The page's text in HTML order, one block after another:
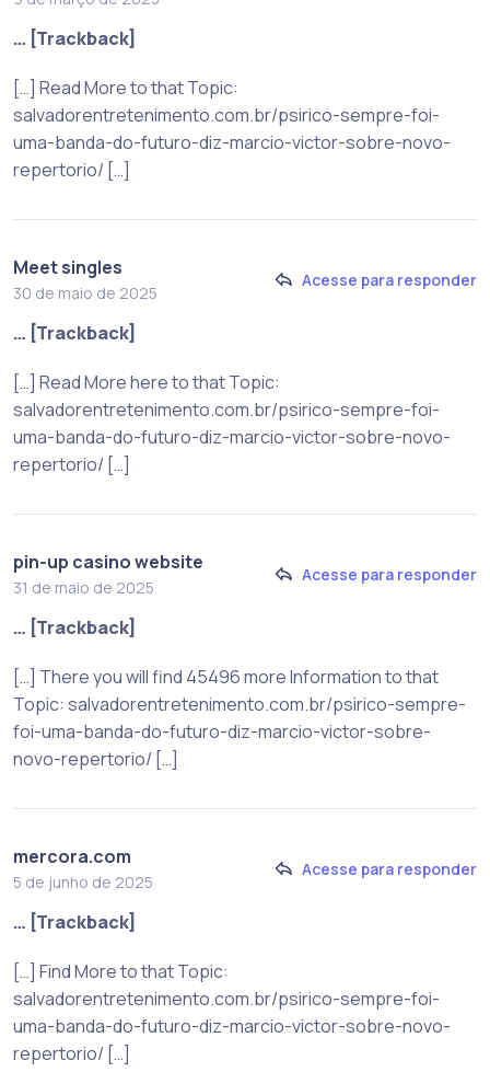
… [Trackback]
[…] Read More to that Topic:
salvadorentretenimento.com.br/psirico-sempre-foi-
uma-banda-do-futuro-diz-marcio-victor-sobre-novo-
repertorio/ […]
Meet singles
30 de maio de 2025
Acesse para responder
… [Trackback]
[…] Read More here to that Topic:
salvadorentretenimento.com.br/psirico-sempre-foi-
uma-banda-do-futuro-diz-marcio-victor-sobre-novo-
repertorio/ […]
pin-up casino website
31 de maio de 2025
Acesse para responder
… [Trackback]
[…] There you will find 45496 more Information to that
Topic: salvadorentretenimento.com.br/psirico-sempre-
foi-uma-banda-do-futuro-diz-marcio-victor-sobre-
novo-repertorio/ […]
mercora.com
5 de junho de 2025
Acesse para responder
… [Trackback]
[…] Find More to that Topic:
salvadorentretenimento.com.br/psirico-sempre-foi-
uma-banda-do-futuro-diz-marcio-victor-sobre-novo-
repertorio/ […]